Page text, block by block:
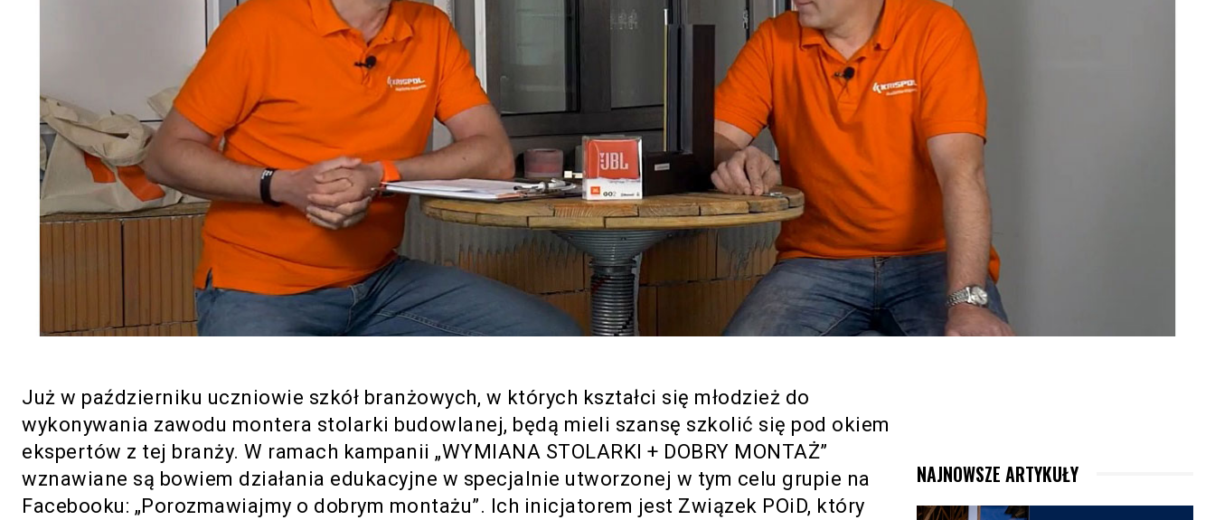
Już w październiku uczniowie szkół branżowych, w których kształci się młodzież do
wykonywania zawodu montera stolarki budowlanej, będą mieli szansę szkolić się pod okiem
ekspertów z tej branży. W ramach kampanii „WYMIANA STOLARKI + DOBRY MONTAŻ”
wznawiane są bowiem działania edukacyjne w specjalnie utworzonej w tym celu grupie na
Facebooku: „Porozmawiajmy o dobrym montażu”. Ich inicjatorem jest Związek POiD, który
NAJNOWSZE ARTYKUŁY